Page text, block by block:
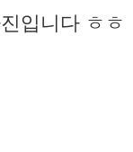
입니다 ㅎㅎ